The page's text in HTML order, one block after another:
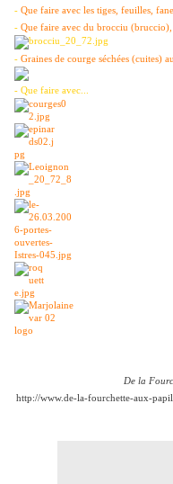
- Que faire avec les tiges, feuilles,
- Que faire avec du brocciu (bruccio),
- Graines de courge séchées (cuites)
- Que faire avec...
De la
http://www.de-la-fourchette-aux-